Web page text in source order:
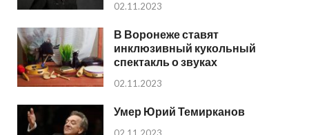
02.11.2023
В Воронеже ставят
инклюзивный кукольный
спектакль о звуках
02.11.2023
Умер Юрий Темирканов